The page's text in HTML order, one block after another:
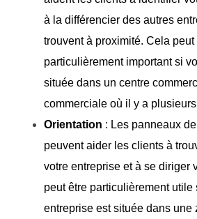
à la différencier des autres
trouvent à proximité. Cela peut
particulièrement important si
située dans un centre
commerciale où il y a
Orientation : Les panneaux
peuvent aider les clients à
votre entreprise et à se diriger
peut être particulièrement utile
entreprise est située dans une